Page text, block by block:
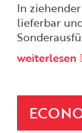
In
lieferbar
weiterlesen